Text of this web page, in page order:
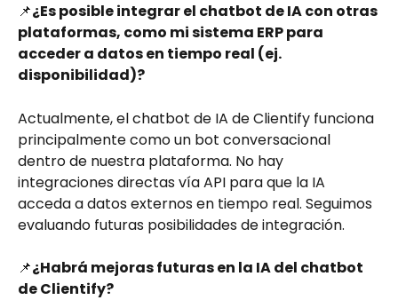
📌¿Es posible integrar el chatbot de IA con otras
plataformas, como mi sistema ERP para
acceder a datos en tiempo real (ej.
disponibilidad)?
Actualmente, el chatbot de IA de Clientify funciona
principalmente como un bot conversacional
dentro de nuestra plataforma. No hay
integraciones directas vía API para que la IA
acceda a datos externos en tiempo real. Seguimos
evaluando futuras posibilidades de integración.
📌¿Habrá mejoras futuras en la IA del chatbot
de Clientify?